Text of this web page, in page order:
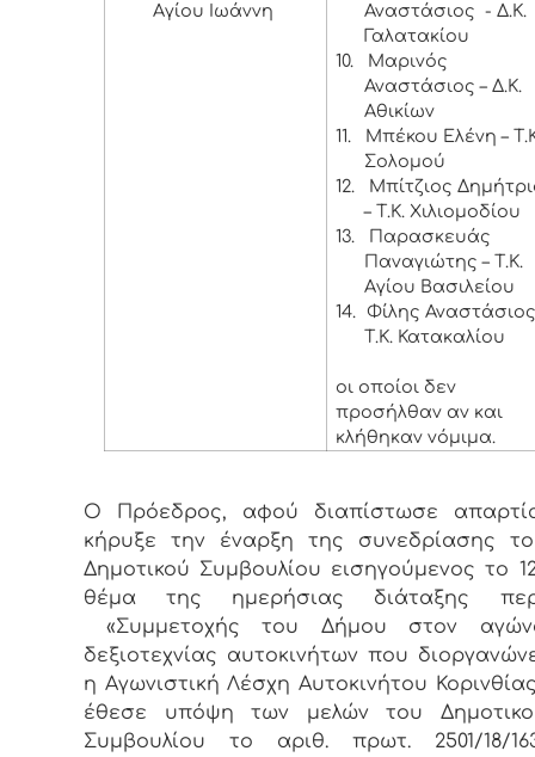
Αγίου Ιωάννη
Αναστάσιος - Δ.Κ.
Γαλατακίου
10.
Μαρινός
Αναστάσιος – Δ.Κ.
Αθικίων
11.
Μπέκου Ελένη –
Σολομού
12.
Μπίτζιος
– Τ.Κ. Χιλιομοδίου
13.
Παρασκευάς
Παναγιώτης – Τ.Κ.
Αγίου Βασιλείου
14.
Φίλης Αναστάσιος
Τ.Κ. Κατακαλίου
οι οποίοι δεν
προσήλθαν αν και
κλήθηκαν νόμιμα.
Ο Πρόεδρος, αφού διαπίστωσε
κήρυξε την έναρξη της συνεδρίασης
Δημοτικού Συμβουλίου εισηγούμενος το
θέμα της ημερήσιας διάταξης
«Συμμετοχής του Δήμου στον
δεξιοτεχνίας αυτοκινήτων που
η Αγωνιστική Λέσχη Αυτοκινήτου
έθεσε υπόψη των μελών του
Συμβουλίου το αριθ. πρωτ. 2501/18/